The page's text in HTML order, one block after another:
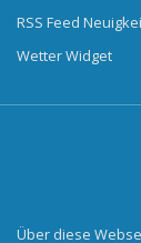
RSS Feed
Wetter Widget
Über diese